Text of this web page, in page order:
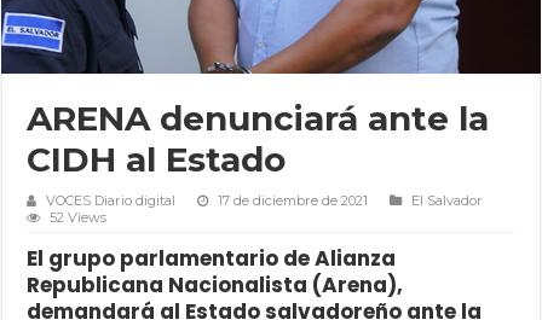
ARENA denunciará ante la
CIDH al Estado
VOCES Diario digital 17 de diciembre de 2021
El Salvador
52 Views
El grupo parlamentario de Alianza
Republicana Nacionalista (Arena),
demandará al Estado salvadoreño ante la